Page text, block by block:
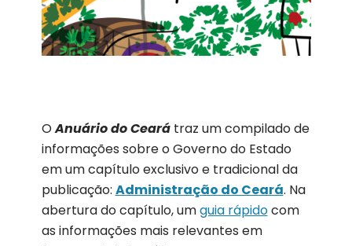
OAnuário do Cearátraz um compilado de
informações sobre o Governo do Estado
em um capítulo exclusivo e tradicional da
publicação: Administração do Ceará. Na
abertura do capítulo, umguia rápidocom
as informações mais relevantes em